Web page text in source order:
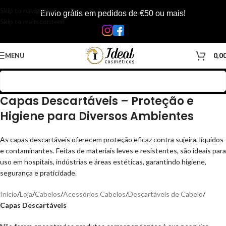
Skip to navigationEnvio grátis em pedidos de €50 ou mais!
MENU
Capas Descartáveis – Proteção e
Higiene para Diversos Ambientes
As capas descartáveis oferecem proteção eficaz contra sujeira, líquidos
e contaminantes. Feitas de materiais leves e resistentes, são ideais para
uso em hospitais, indústrias e áreas estéticas, garantindo higiene,
segurança e praticidade.
Início/Loja/Cabelos/Acessórios Cabelos/Descartáveis de Cabelo/
Capas Descartáveis